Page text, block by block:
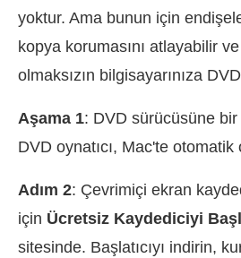
yoktur. Ama bunun için
kopya korumasını atlayabilir ve
olmaksızın bilgisayarınıza
Aşama 1: DVD sürücüsüne
DVD oynatıcı, Mac'te otomatik
Adım 2: Çevrimiçi ekran
için Ücretsiz Kaydediciyi
sitesinde. Başlatıcıyı indirin,